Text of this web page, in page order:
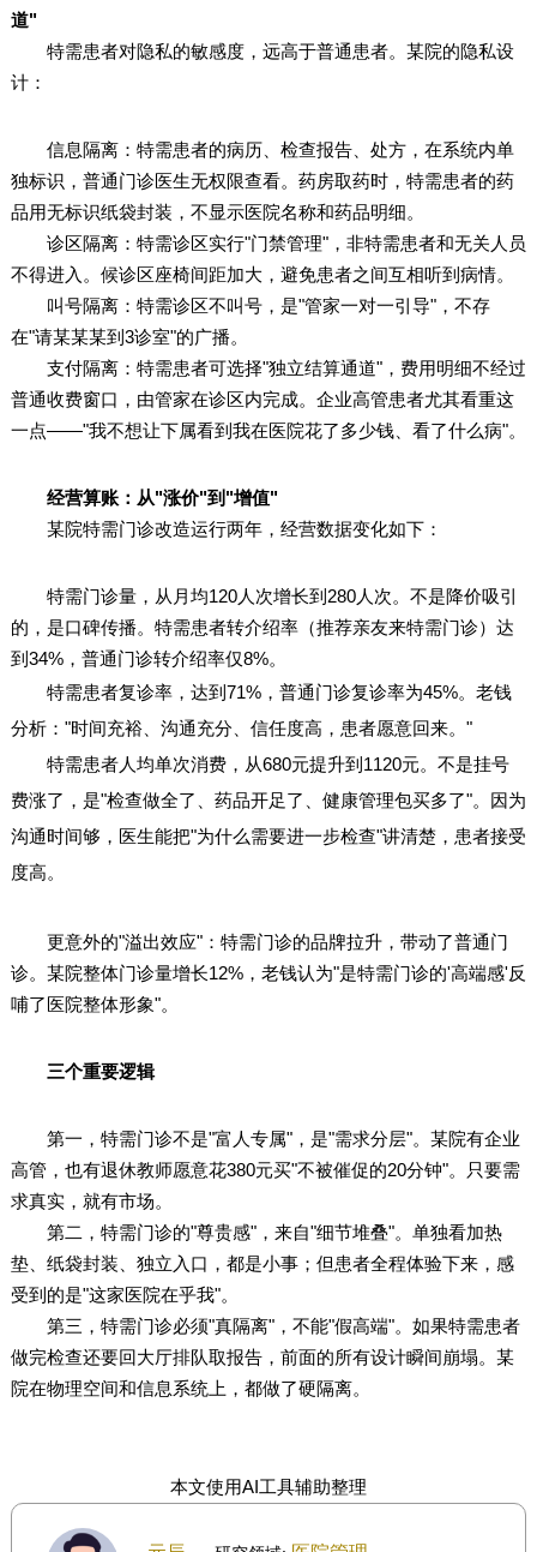
道"
特需患者对隐私的敏感度，远高于普通患者。某院的隐私设
计：
信息隔离：特需患者的病历、检查报告、处方，在系统内单
独标识，普通门诊医生无权限查看。药房取药时，特需患者的药
品用无标识纸袋封装，不显示医院名称和药品明细。
诊区隔离：特需诊区实行"门禁管理"，非特需患者和无关人员
不得进入。候诊区座椅间距加大，避免患者之间互相听到病情。
叫号隔离：特需诊区不叫号，是"管家一对一引导"，不存
在"请某某某到3诊室"的广播。
支付隔离：特需患者可选择"独立结算通道"，费用明细不经过
普通收费窗口，由管家在诊区内完成。企业高管患者尤其看重这
一点——"我不想让下属看到我在医院花了多少钱、看了什么病"。
经营算账：从"涨价"到"增值"
某院特需门诊改造运行两年，经营数据变化如下：
特需门诊量，从月均120人次增长到280人次。不是降价吸引
的，是口碑传播。特需患者转介绍率（推荐亲友来特需门诊）达
到34%，普通门诊转介绍率仅8%。
特需患者复诊率，达到71%，普通门诊复诊率为45%。老钱
分析："时间充裕、沟通充分、信任度高，患者愿意回来。"
特需患者人均单次消费，从680元提升到1120元。不是挂号
费涨了，是"检查做全了、药品开足了、健康管理包买多了"。因为
沟通时间够，医生能把"为什么需要进一步检查"讲清楚，患者接受
度高。
更意外的"溢出效应"：特需门诊的品牌拉升，带动了普通门
诊。某院整体门诊量增长12%，老钱认为"是特需门诊的'高端感'反
哺了医院整体形象"。
三个重要逻辑
第一，特需门诊不是"富人专属"，是"需求分层"。某院有企业
高管，也有退休教师愿意花380元买"不被催促的20分钟"。只要需
求真实，就有市场。
第二，特需门诊的"尊贵感"，来自"细节堆叠"。单独看加热
垫、纸袋封装、独立入口，都是小事；但患者全程体验下来，感
受到的是"这家医院在乎我"。
第三，特需门诊必须"真隔离"，不能"假高端"。如果特需患者
做完检查还要回大厅排队取报告，前面的所有设计瞬间崩塌。某
院在物理空间和信息系统上，都做了硬隔离。
本文使用AI工具辅助整理